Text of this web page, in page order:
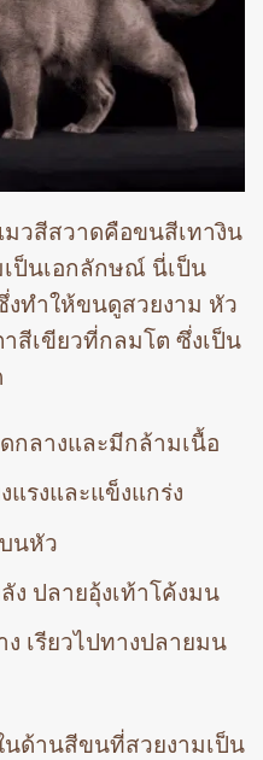
วสีสวาดคือขนสีเทางิน
ป็นเอกลักษณ์ นี่เป็น
งทำให้ขนดูสวยงาม หัว
สีเขียวที่กลมโต ซึ่งเป็น
กลางและมีกล้ามเนื้อ
รงและแข็งแกร่ง
นหัว
ง ปลายอุ้งเท้าโค้งมน
เรียวไปทางปลายมน
นด้านสีขนที่สวยงามเป็น